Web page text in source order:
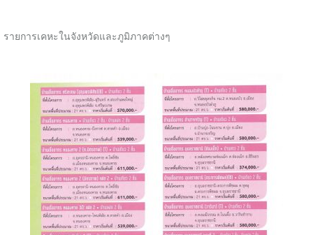
รายการเคหะในจังหวัดและภูมิภาคต่างๆ